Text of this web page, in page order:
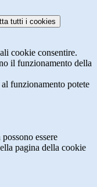
tutti i cookies
cookie consentire.
il funzionamento della
funzionamento potete
essere
pagina della cookie